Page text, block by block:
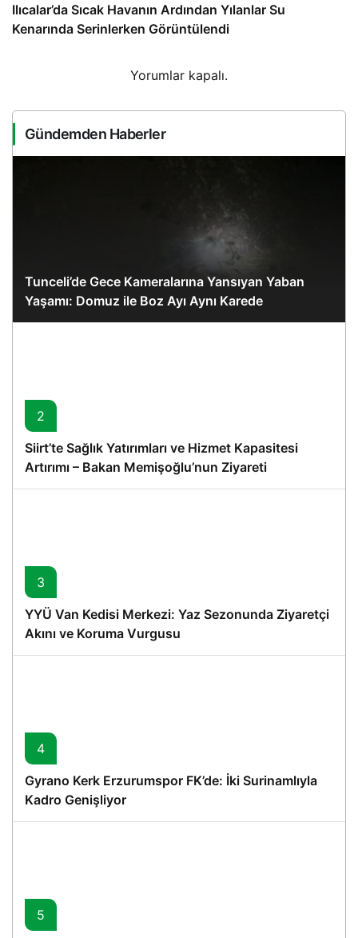
Ilıcalar’da Sıcak Havanın Ardından Yılanlar Su
Kenarında Serinlerken Görüntülendi
Yorumlar kapalı.
Gündemden Haberler
Tunceli’de Gece Kameralarına Yansıyan Yaban
Yaşamı: Domuz ile Boz Ayı Aynı Karede
2
Siirt’te Sağlık Yatırımları ve Hizmet Kapasitesi
Artırımı – Bakan Memişoğlu’nun Ziyareti
3
YYÜ Van Kedisi Merkezi: Yaz Sezonunda Ziyaretçi
Akını ve Koruma Vurgusu
4
Gyrano Kerk Erzurumspor FK’de: İki Surinamlıyla
Kadro Genişliyor
5